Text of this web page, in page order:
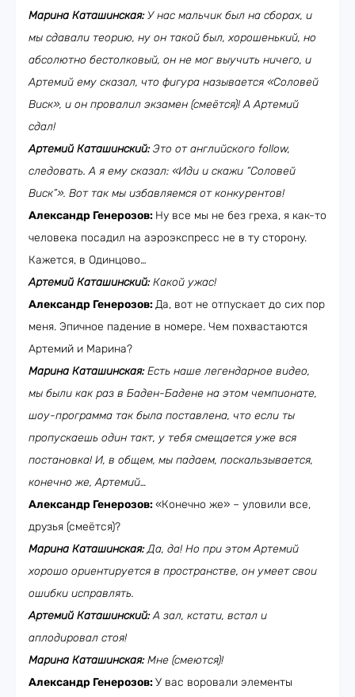
Марина Каташинская:У нас мальчик был на сборах, и
мы сдавали теорию, ну он такой был, хорошенький, но
абсолютно бестолковый, он не мог выучить ничего, и
Артемий ему сказал, что фигура называется «Соловей
Виск», и он провалил экзамен (смеётся)! А Артемий
сдал!
Артемий Каташинский:Это от английского follow,
следовать. А я ему сказал: «Иди и скажи “Соловей
Виск”». Вот так мы избавляемся от конкурентов!
Александр Генерозов: Ну все мы не без греха, я как-то
человека посадил на аэроэкспресс не в ту сторону.
Кажется, в Одинцово…
Артемий Каташинский:Какой ужас!
Александр Генерозов:Да, вот не отпускает до сих пор
меня. Эпичное падение в номере. Чем похвастаются
Артемий и Марина?
Марина Каташинская:Есть наше легендарное видео,
мы были как раз в Баден-Бадене на этом чемпионате,
шоу-программа так была поставлена, что если ты
пропускаешь один такт, у тебя смещается уже вся
постановка! И, в общем, мы падаем, поскальзывается,
конечно же, Артемий…
Александр Генерозов:«Конечно же» – уловили все,
друзья (смеётся)?
Марина Каташинская:Да, да! Но при этом Артемий
хорошо ориентируется в пространстве, он умеет свои
ошибки исправлять.
Артемий Каташинский:А зал, кстати, встал и
аплодировал стоя!
Марина Каташинская:Мне (смеются)!
Александр Генерозов:У вас воровали элементы